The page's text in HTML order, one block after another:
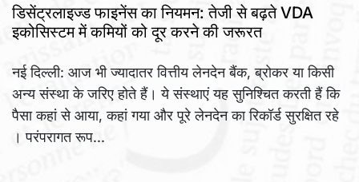
IN
डिसेंट्रलाइज्ड फाइनेंस का नियमन: तेजी से बढ़ते VDA
इकोसिस्टम में कमियों को दूर करने की जरूरत
नई दिल्ली: आज भी ज्यादातर वित्तीय लेनदेन बैंक, ब्रोकर या किसी
अन्य संस्था के जरिए होते हैं। ये संस्थाएं यह सुनिश्चित करती हैं कि
पैसा कहां से आया, कहां गया और पूरे लेनदेन का रिकॉर्ड सुरक्षित रहे
। परंपरागत रूप...